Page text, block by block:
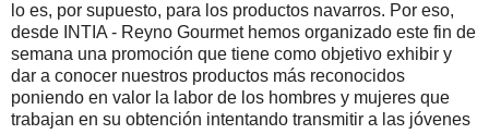
lo es, por supuesto, para los productos navarros. Por eso,
desde INTIA - Reyno Gourmet hemos organizado este fin de
semana una promoción que tiene como objetivo exhibir y
dar a conocer nuestros productos más reconocidos
poniendo en valor la labor de los hombres y mujeres que
trabajan en su obtención intentando transmitir a las jóvenes